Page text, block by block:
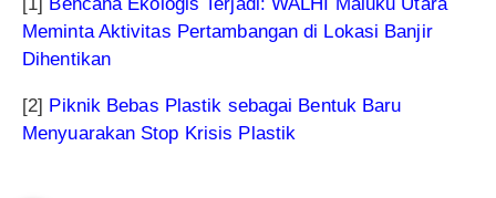
Meminta Aktivitas Pertambangan di Lokasi Banjir
Dihentikan
[2] Piknik Bebas Plastik sebagai Bentuk Baru
Menyuarakan Stop Krisis Plastik